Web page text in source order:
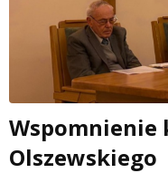
Wspomnienie
Olszewskiego